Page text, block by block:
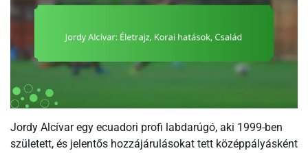
Jordy Alcívar egy ecuadori profi labdarúgó, aki 1999-ben
született, és jelentős hozzájárulásokat tett középpályásként